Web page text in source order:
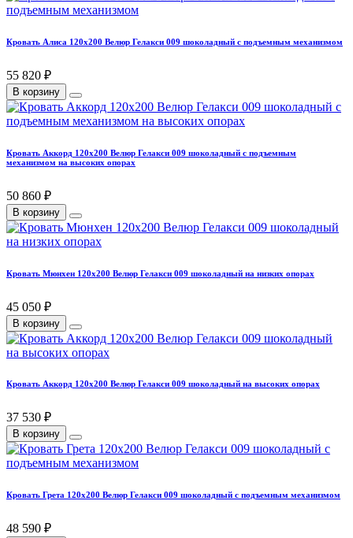
Кровать Алиса 120х200 Велюр Гелакси 009 шоколадный с подъемным механизмом
55 820 ₽
В корзину
Кровать Аккорд 120х200 Велюр Гелакси 009 шоколадный с подъемным
механизмом на высоких опорах
50 860 ₽
В корзину
Кровать Мюнхен 120х200 Велюр Гелакси 009 шоколадный на низких опорах
45 050 ₽
В корзину
Кровать Аккорд 120х200 Велюр Гелакси 009 шоколадный на высоких опорах
37 530 ₽
В корзину
Кровать Грета 120х200 Велюр Гелакси 009 шоколадный с подъемным механизмом
48 590 ₽